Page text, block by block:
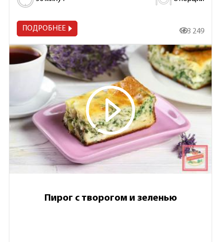
ПОДРОБНЕЕ 163 249
Пирог с творогом и зеленью